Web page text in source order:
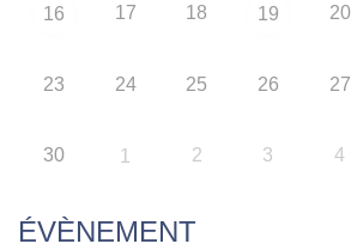
16 17 18 19 20
23 24 25 26 27
30 1 2 3 4
ÉVÈNEMENT